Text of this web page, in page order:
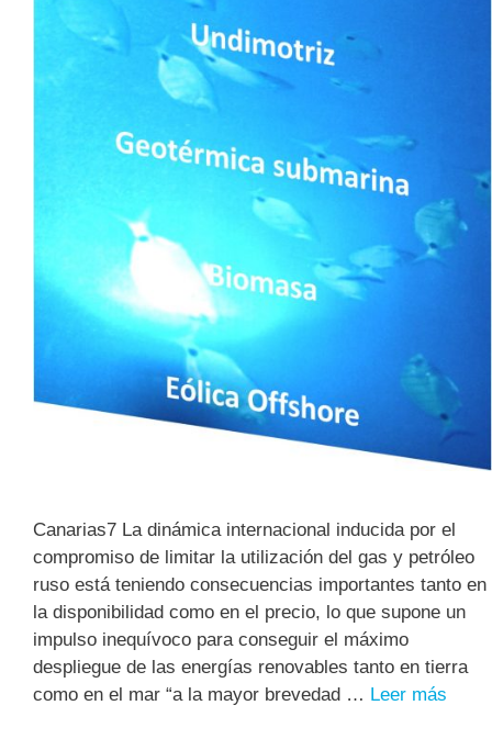
Canarias7 La dinámica internacional inducida por el
compromiso de limitar la utilización del gas y petróleo
ruso está teniendo consecuencias importantes tanto en
la disponibilidad como en el precio, lo que supone un
impulso inequívoco para conseguir el máximo
despliegue de las energías renovables tanto en tierra
como en el mar “a la mayor brevedad … Leer más